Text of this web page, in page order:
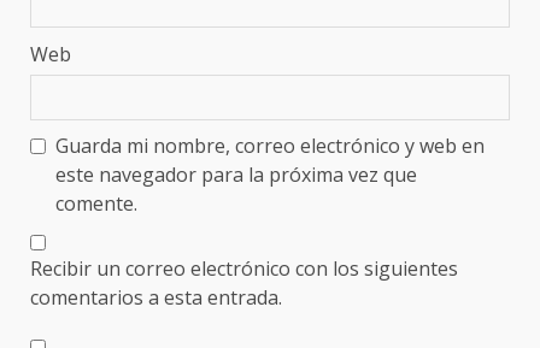
Web
Guarda mi nombre, correo electrónico y web en
este navegador para la próxima vez que
comente.
Recibir un correo electrónico con los siguientes
comentarios a esta entrada.